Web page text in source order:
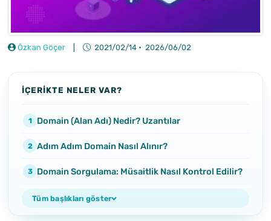
Özkan Göçer 2021/02/14 · 2026/06/02
İÇERİKTE NELER VAR?
Domain (Alan Adı) Nedir? Uzantılar
Adım Adım Domain Nasıl Alınır?
Domain Sorgulama: Müsaitlik Nasıl Kontrol Edilir?
Tüm başlıkları göster